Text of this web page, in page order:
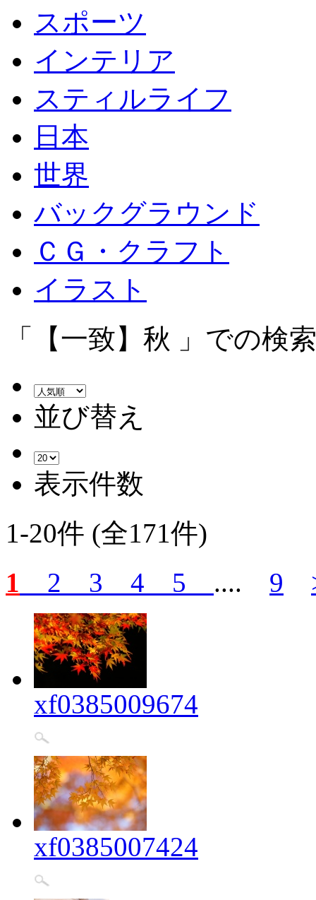
スポーツ
インテリア
スティルライフ
日本
世界
バックグラウンド
ＣＧ・クラフト
イラスト
「【一致】秋 」での検
並び替え
表示件数
1-20件 (全171件)
1
2 3 4 5 .... 9
xf0385009674
xf0385007424